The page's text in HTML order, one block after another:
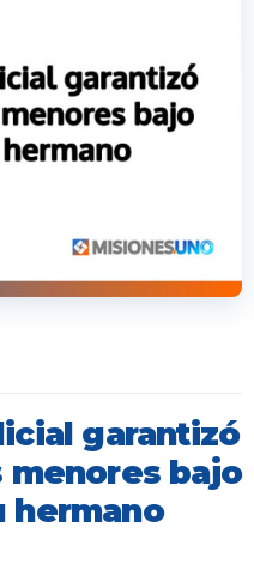
garantizó
menores bajo
hermano